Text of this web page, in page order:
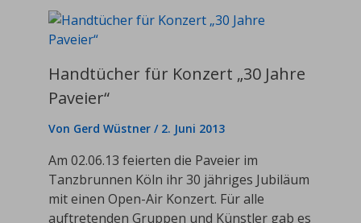
Handtücher für Konzert „30 Jahre
Paveier“
Von Gerd Wüstner / 2. Juni 2013
Am 02.06.13 feierten die Paveier im
Tanzbrunnen Köln ihr 30 jähriges Jubiläum
mit einen Open-Air Konzert. Für alle
auftretenden Gruppen und Künstler gab es